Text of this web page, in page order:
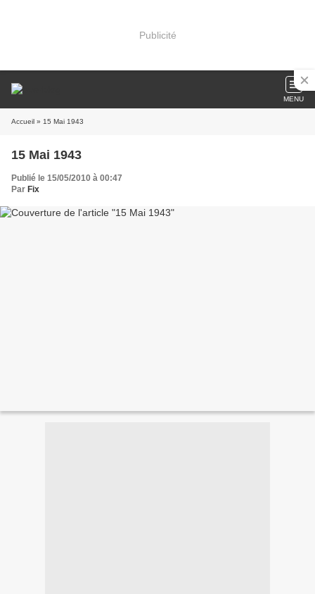
Publicité
MENU
Accueil » 15 Mai 1943
15 Mai 1943
Publié le 15/05/2010 à 00:47
Par Fix